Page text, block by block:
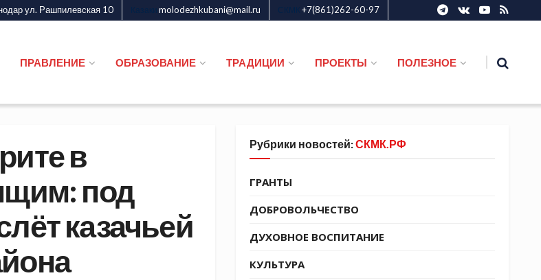
ул. Рашпилевская 10 molodezhkubani@mail.ru +7(861)262-60-97
ПРАВЛЕНИЕ ОБРАЗОВАНИЕ ТРАДИЦИИ ПРОЕКТЫ ПОЛЕЗНОЕ
в
под
казачьей
Рубрики новостей:СКМК.РФ
ГРАНТЫ
ДОБРОВОЛЬЧЕСТВО
ДУХОВНОЕ ВОСПИТАНИЕ
КУЛЬТУРА